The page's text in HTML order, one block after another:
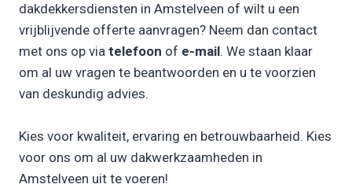
dakdekkersdiensten in Amstelveen of wilt u een
vrijblijvende offerte aanvragen? Neem dan contact
met ons op via telefoon of e-mail. We staan klaar
om al uw vragen te beantwoorden en u te voorzien
van deskundig advies.
Kies voor kwaliteit, ervaring en betrouwbaarheid. Kies
voor ons om al uw dakwerkzaamheden in
Amstelveen uit te voeren!